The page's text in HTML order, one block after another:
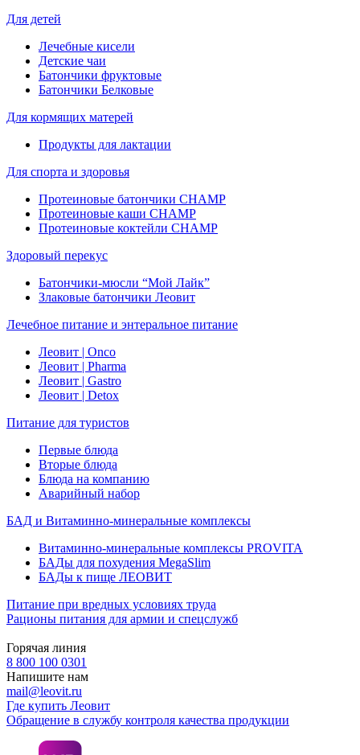
Для детей
Лечебные кисели
Детские чаи
Батончики фруктовые
Батончики Белковые
Для кормящих матерей
Продукты для лактации
Для спорта и здоровья
Протеиновые батончики CHAMP
Протеиновые каши CHAMP
Протеиновые коктейли CHAMP
Здоровый перекус
Батончики-мюсли “Мой Лайк”
Злаковые батончики Леовит
Лечебное питание и энтеральное питание
Леовит | Onco
Леовит | Pharma
Леовит | Gastro
Леовит | Detox
Питание для туристов
Первые блюда
Вторые блюда
Блюда на компанию
Аварийный набор
БАД и Витаминно-минеральные комплексы
Витаминно-минеральные комплексы PROVITA
БАДы для похудения MegaSlim
БАДы к пище ЛЕОВИТ
Питание при вредных условиях труда
Рационы питания для армии и спецслужб
Горячая линия
8 800 100 0301
Напишите нам
mail@leovit.ru
Где купить Леовит
Обращение в службу контроля качества продукции